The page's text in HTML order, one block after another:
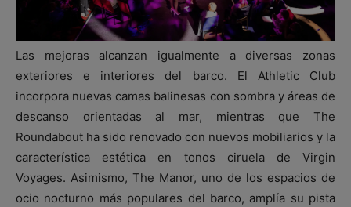
Las mejoras alcanzan igualmente a diversas zonas
exteriores e interiores del barco. El Athletic Club
incorpora nuevas camas balinesas con sombra y áreas de
descanso orientadas al mar, mientras que The
Roundabout ha sido renovado con nuevos mobiliarios y la
característica estética en tonos ciruela de Virgin
Voyages. Asimismo, The Manor, uno de los espacios de
ocio nocturno más populares del barco, amplía su pista